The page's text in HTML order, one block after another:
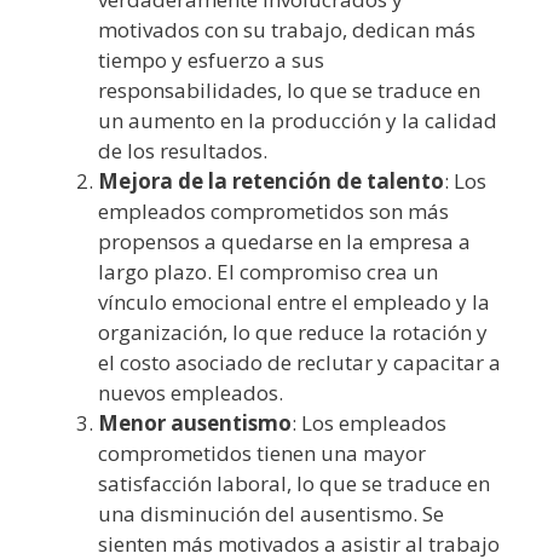
motivados con su trabajo, dedican más
tiempo y esfuerzo a sus
responsabilidades, lo que se traduce en
un aumento en la producción y la calidad
de los resultados.
Mejora de la retención de talento: Los
empleados comprometidos son más
propensos a quedarse en la empresa a
largo plazo. El compromiso crea un
vínculo emocional entre el empleado y la
organización, lo que reduce la rotación y
el costo asociado de reclutar y capacitar a
nuevos empleados.
Menor ausentismo: Los empleados
comprometidos tienen una mayor
satisfacción laboral, lo que se traduce en
una disminución del ausentismo. Se
sienten más motivados a asistir al trabajo